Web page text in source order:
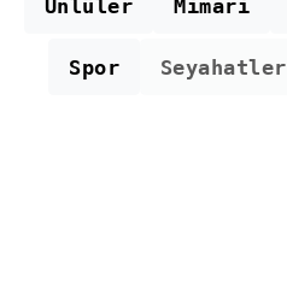
Ünlüler Mimari
Spor Seyahatler